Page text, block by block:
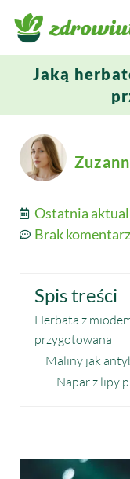
Jaką
Ostatnia
Brak
Spis treści
Herbata z
przygotowana
Maliny jak
Napar z lipy